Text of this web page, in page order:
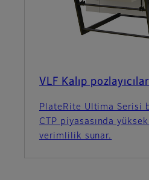
VLF Kalıp pozlayıcılar
PlateRite Ultima Serisi
CTP piyasasında
verimlilik sunar.